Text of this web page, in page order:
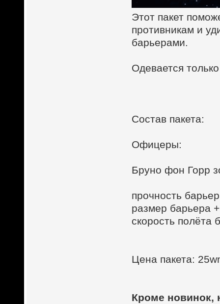
Этот пакет
противникам и
барьерами.
Одевается
Состав пакета:
Офицеры:
Бруно фон Горр
прочность
размер барьера
скорость полёта
Цена пакета:
Кроме новинок,